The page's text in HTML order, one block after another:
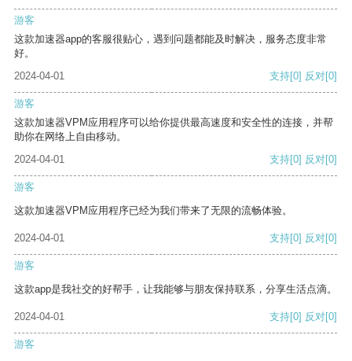
游客
这款加速器app的客服很贴心，遇到问题都能及时解决，服务态度非常
好。
2024-04-01
支持[0] 反对[0]
游客
这款加速器VPM应用程序可以给你提供最高速度和安全性的连接，并帮
助你在网络上自由移动。
2024-04-01
支持[0] 反对[0]
游客
这款加速器VPM应用程序已经为我们带来了无限的流畅体验。
2024-04-01 支持[0] 反对[0]
游客
这款app是我社交的好帮手，让我能够与朋友保持联系，分享生活点滴。
2024-04-01 支持[0] 反对[0]
游客